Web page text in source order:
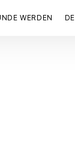
WERDEN DE